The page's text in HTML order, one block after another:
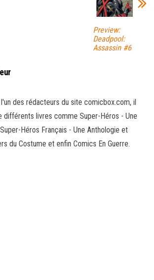
Preview:
Deadpool:
Assassin #6
des rédacteurs du site comicbox.com, il
différents livres comme Super-Héros - Une
Héros Français - Une Anthologie et
du Costume et enfin Comics En Guerre.